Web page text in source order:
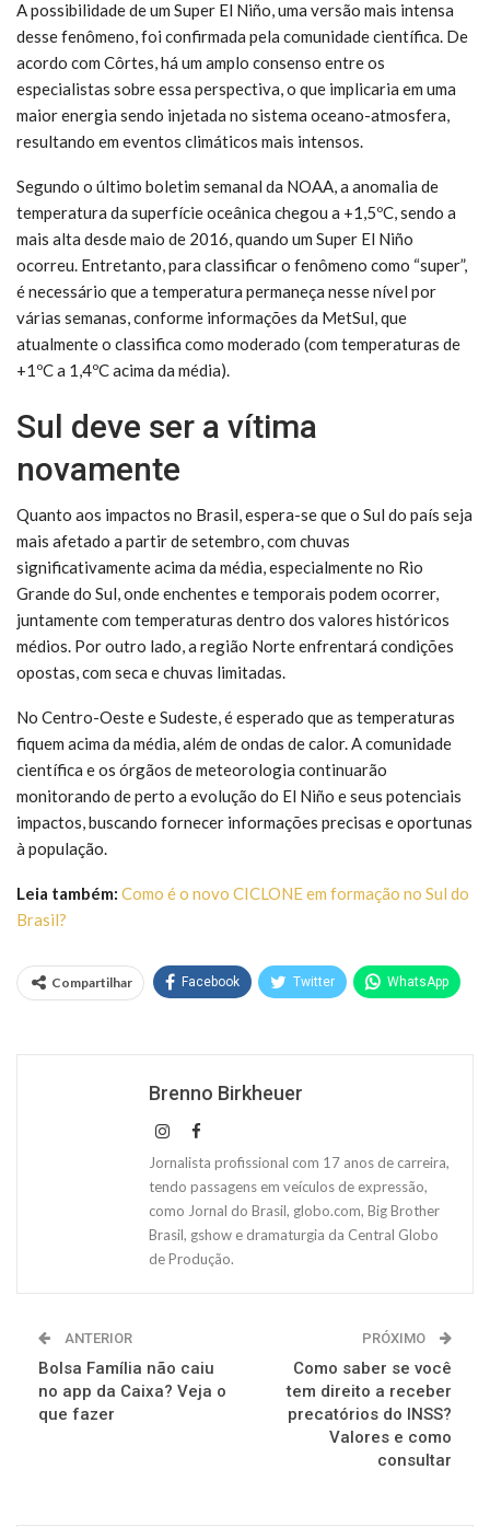
A possibilidade de um Super El Niño, uma versão mais intensa
desse fenômeno, foi confirmada pela comunidade científica. De
acordo com Côrtes, há um amplo consenso entre os
especialistas sobre essa perspectiva, o que implicaria em uma
maior energia sendo injetada no sistema oceano-atmosfera,
resultando em eventos climáticos mais intensos.
Segundo o último boletim semanal da NOAA, a anomalia de
temperatura da superfície oceânica chegou a +1,5ºC, sendo a
mais alta desde maio de 2016, quando um Super El Niño
ocorreu. Entretanto, para classificar o fenômeno como “super”,
é necessário que a temperatura permaneça nesse nível por
várias semanas, conforme informações da MetSul, que
atualmente o classifica como moderado (com temperaturas de
+1ºC a 1,4ºC acima da média).
Sul deve ser a vítima
novamente
Quanto aos impactos no Brasil, espera-se que o Sul do país seja
mais afetado a partir de setembro, com chuvas
significativamente acima da média, especialmente no Rio
Grande do Sul, onde enchentes e temporais podem ocorrer,
juntamente com temperaturas dentro dos valores históricos
médios. Por outro lado, a região Norte enfrentará condições
opostas, com seca e chuvas limitadas.
No Centro-Oeste e Sudeste, é esperado que as temperaturas
fiquem acima da média, além de ondas de calor. A comunidade
científica e os órgãos de meteorologia continuarão
monitorando de perto a evolução do El Niño e seus potenciais
impactos, buscando fornecer informações precisas e oportunas
à população.
Leia também: Como é o novo CICLONE em formação no Sul do
Brasil?
Compartilhar Facebook Twitter WhatsApp
Brenno Birkheuer
Jornalista profissional com 17 anos de carreira,
tendo passagens em veículos de expressão,
como Jornal do Brasil, globo.com, Big Brother
Brasil, gshow e dramaturgia da Central Globo
de Produção.
ANTERIOR
Bolsa Família não caiu
no app da Caixa? Veja o
que fazer
PRÓXIMO
Como saber se você
tem direito a receber
precatórios do INSS?
Valores e como
consultar